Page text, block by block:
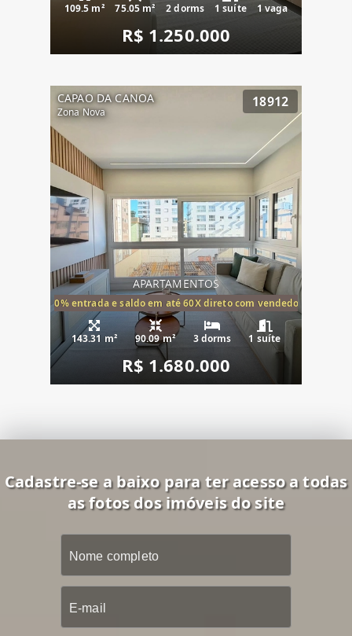
109.5 m² 75.05 m² 2 dorms 1 suíte 1 vaga
R$ 1.250.000
CAPAO DA CANOA
Zona Nova
18912
APARTAMENTOS
20% entrada e saldo em até 60X direto com vendedor
143.31 m² 90.09 m² 3 dorms 1 suíte
R$ 1.680.000
Cadastre-se a baixo para ter acesso a todas
as fotos dos imóveis do site